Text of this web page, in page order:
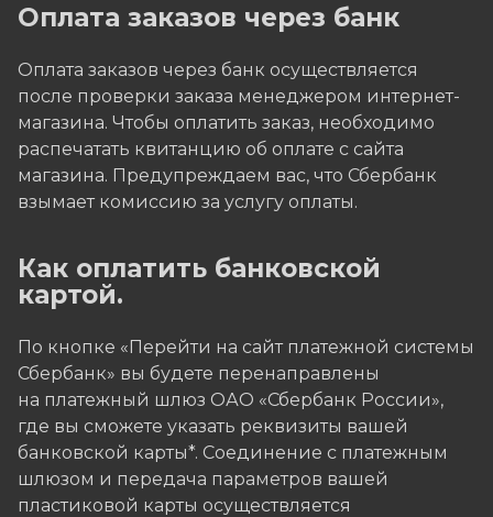
Оплата заказов через банк
Оплата заказов через банк осуществляется
после проверки заказа менеджером интернет-
магазина. Чтобы оплатить заказ, необходимо
распечатать квитанцию об оплате с сайта
магазина. Предупреждаем вас, что Сбербанк
взымает комиссию за услугу оплаты.
Как оплатить банковской
картой.
По кнопке «Перейти на сайт платежной системы
Сбербанк» вы будете перенаправлены
на платежный шлюз ОАО «Сбербанк России»,
где вы сможете указать реквизиты вашей
банковской карты*. Соединение с платежным
шлюзом и передача параметров вашей
пластиковой карты осуществляется